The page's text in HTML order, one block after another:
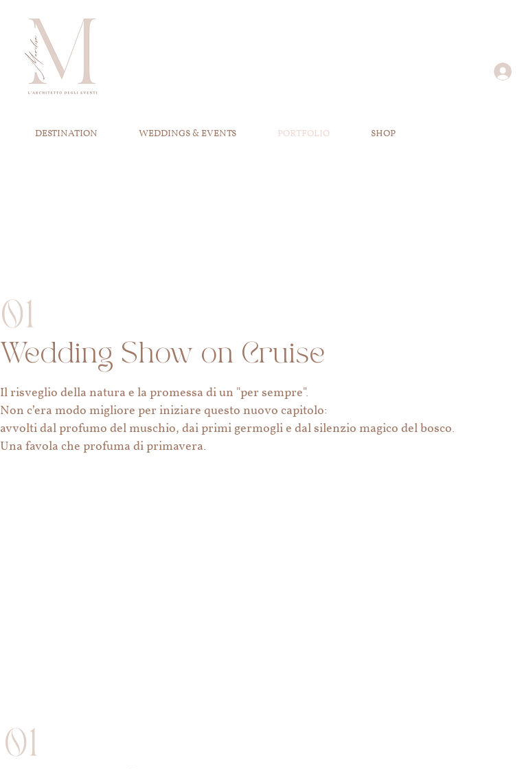
DESTINATION WEDDINGS & EVENTS PORTFOLIO SHOP
01
Wedding Show on Cruise
Il risveglio della natura e la promessa di un "per sempre".
Non c’era modo migliore per iniziare questo nuovo capitolo:
avvolti dal profumo del muschio, dai primi germogli e dal silenzio magico del bosco.
Una favola che profuma di primavera.
01